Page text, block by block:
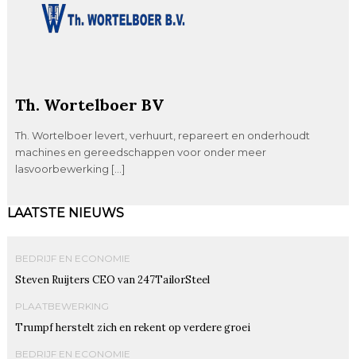
Th. Wortelboer BV
Th. Wortelboer levert, verhuurt, repareert en onderhoudt
machines en gereedschappen voor onder meer
lasvoorbewerking […]
LAATSTE NIEUWS
BEDRIJF EN ECONOMIE
Steven Ruijters CEO van 247TailorSteel
PLAATBEWERKING
Trumpf herstelt zich en rekent op verdere groei
BEDRIJF EN ECONOMIE